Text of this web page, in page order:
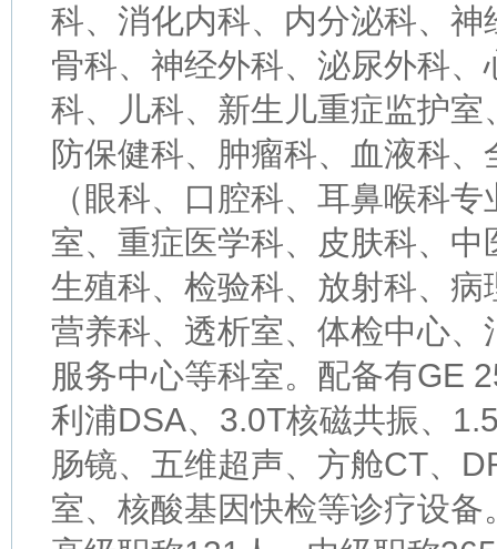
科、消化内科、内分泌科、
骨科、神经外科、泌尿外科
科、儿科、新生儿重症监护
防保健科、肿瘤科、血液科
（眼科、口腔科、耳鼻喉科
室、重症医学科、皮肤科、
生殖科、检验科、放射科、
营养科、透析室、体检中心
服务中心等科室。配备有GE
利浦DSA、3.0T核磁共振、
肠镜、五维超声、方舱CT、
室、核酸基因快检等诊疗设